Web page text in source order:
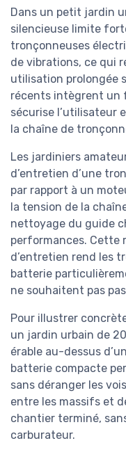
Dans un petit jardin
silencieuse limite
tronçonneuses
de vibrations, ce qui
utilisation prolongée
récents intègrent un
sécurise l’utilisateur
la chaîne de
Les jardiniers
d’entretien d’une
par rapport à un
la tension de la
nettoyage du guide
performances. Cette
d’entretien rend les
batterie
ne souhaitent pas
Pour illustrer
un jardin urbain de
érable au-dessus
batterie compacte
sans déranger les
entre les massifs et
chantier terminé,
carburateur.